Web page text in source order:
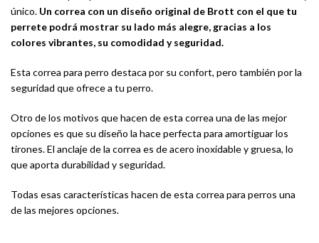
único. Un correa con un diseño original de Brott con el que tu
perrete podrá mostrar su lado más alegre, gracias a los
colores vibrantes, su comodidad y seguridad.
Esta correa para perro destaca por su confort, pero también por la
seguridad que ofrece a tu perro.
Otro de los motivos que hacen de esta correa una de las mejor
opciones es que su diseño la hace perfecta para amortiguar los
tirones. El anclaje de la correa es de acero inoxidable y gruesa, lo
que aporta durabilidad y seguridad.
Todas esas características hacen de esta correa para perros una
de las mejores opciones.